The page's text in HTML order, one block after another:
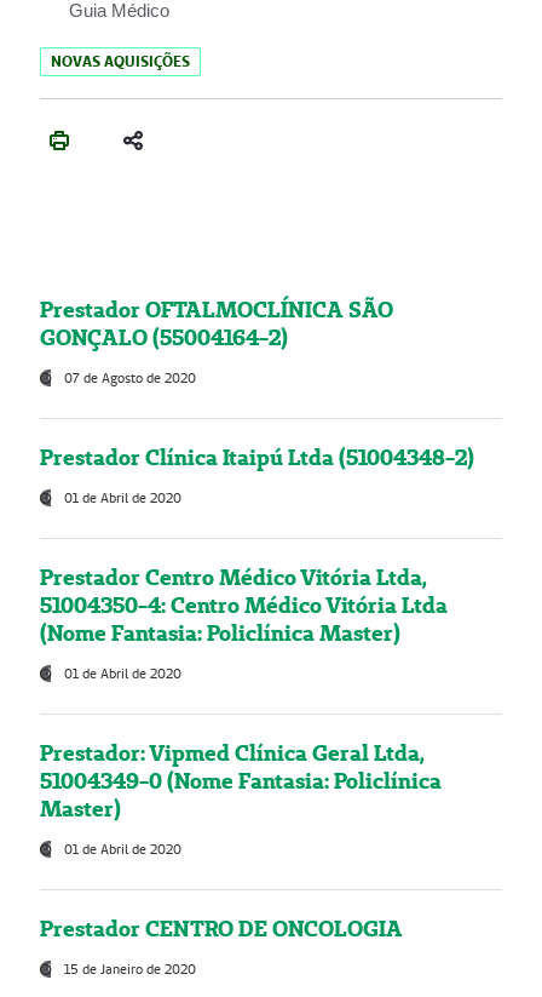
Guia Médico
NOVAS AQUISIÇÕES
Prestador OFTALMOCLÍNICA SÃO
GONÇALO (55004164-2)
07 de Agosto de 2020
Prestador Clínica Itaipú Ltda (51004348-2)
01 de Abril de 2020
Prestador Centro Médico Vitória Ltda,
51004350-4: Centro Médico Vitória Ltda
(Nome Fantasia: Policlínica Master)
01 de Abril de 2020
Prestador: Vipmed Clínica Geral Ltda,
51004349-0 (Nome Fantasia: Policlínica
Master)
01 de Abril de 2020
Prestador CENTRO DE ONCOLOGIA
15 de Janeiro de 2020